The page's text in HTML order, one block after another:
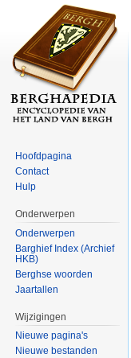
Hoofdpagina
Contact
Hulp
Onderwerpen
Onderwerpen
Barghief Index (Archief
HKB)
Berghse woorden
Jaartallen
Wijzigingen
Nieuwe pagina's
Nieuwe bestanden